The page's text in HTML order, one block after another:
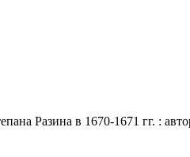
Разина в 1670-1671 гг. :